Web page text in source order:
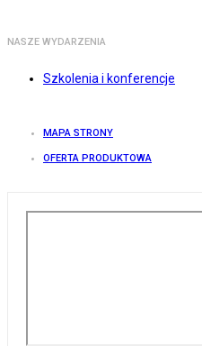
NASZE WYDARZENIA
Szkolenia i konferencje
MAPA STRONY
OFERTA PRODUKTOWA